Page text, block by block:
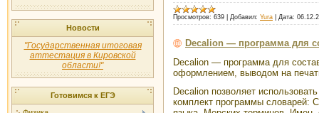
Новости
"Государственная итоговая
аттестация в Кировской
области!"
Готовимся к ЕГЭ
Просмотров: 639 Добавил: Yura Дата:
Decalion — программа для
Decalion — программа для
оформлением, выводом на
Decalion позволяет
комплект программы словарей: